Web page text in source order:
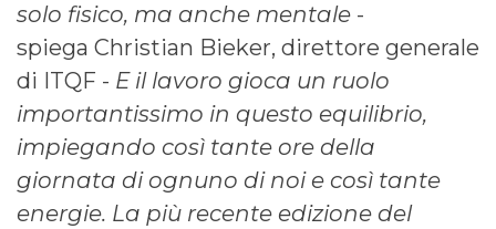
solo fisico, ma anche mentale -
spiega Christian Bieker, direttore generale
di ITQF - E il lavoro gioca un ruolo
importantissimo in questo equilibrio,
impiegando così tante ore della
giornata di ognuno di noi e così tante
energie. La più recente edizione del